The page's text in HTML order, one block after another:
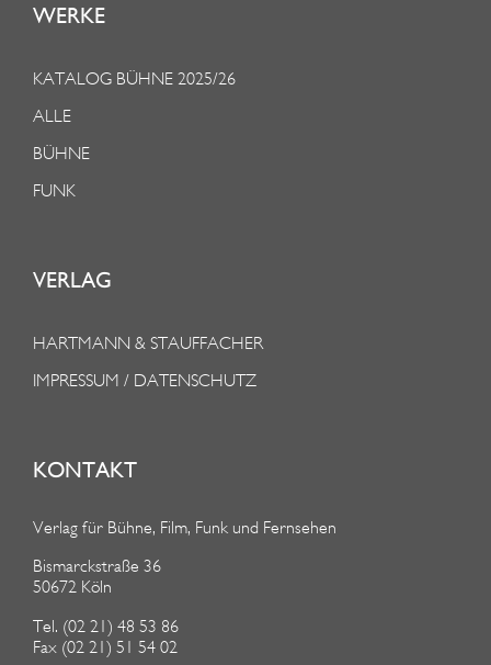
WERKE
KATALOG BÜHNE 2025/26
ALLE
BÜHNE
FUNK
VERLAG
HARTMANN & STAUFFACHER
IMPRESSUM / DATENSCHUTZ
KONTAKT
Verlag für Bühne, Film, Funk und Fernsehen
Bismarckstraße 36
50672 Köln
Tel. (02 21) 48 53 86
Fax (02 21) 51 54 02